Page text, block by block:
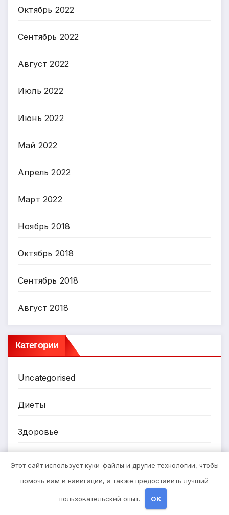
Октябрь 2022
Сентябрь 2022
Август 2022
Июль 2022
Июнь 2022
Май 2022
Апрель 2022
Март 2022
Ноябрь 2018
Октябрь 2018
Сентябрь 2018
Август 2018
Категории
Uncategorised
Диеты
Здоровье
Новости плюс
Этот сайт использует куки-файлы и другие технологии, чтобы
помочь вам в навигации, а также предоставить лучший
пользовательский опыт. OK